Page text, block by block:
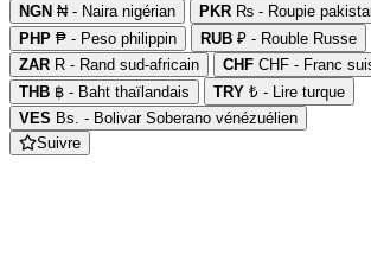
NGN ₦ - Naira nigérian PKR ₨ - Roupie
PHP ₱ - Peso philippin RUB ₽ - Rouble Russe
ZAR R - Rand sud-africain CHF CHF - Franc
THB ฿ - Baht thaïlandais TRY ₺ - Lire turque
VES Bs. - Bolivar Soberano vénézuélien
Suivre